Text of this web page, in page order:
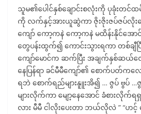
သူမ၏ပေါင်နှစ်ချောင်းစလုံးကို ပုခုံးတင်ထ
ကို လက်နှင့်အားယူဆွဲကာ ဇိုးဇိုးဇပ်ဇပ်လိုး
ကျော် ကော့ကနဲ ကော့ကနဲ မထိန်းနိုင်အောင်
တွေပန်းထွက်၍ ကောင်းသွားရကာ တစ်ချီ
ကျော်မောင်က ဆက်ပြီး အချက်နှစ်ဆယ်
နေပြန်ရာ ခင်မီမီကျော်၏ စောက်ပတ်ကလေ
ရဘဲ စောက်ရည်များနူူးအိ၍ … ဇွပ် ဗွပ်
များလိုက်ကာ မျော့နေအောင် ခံစားလိုက်ရ
လား မီမီ ငါလိုးပေးတာ ဘယ်လိုလဲ ” “ဟင့်